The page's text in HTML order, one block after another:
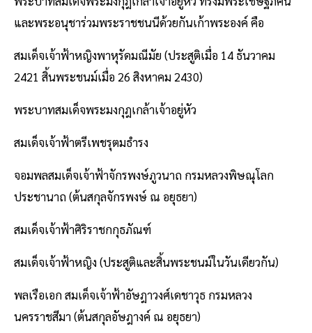
และพระอนุชาร่วมพระราชชนนีด้วยกันเก้าพระองค์ คือ
สมเด็จเจ้าฟ้าหญิงพาหุรัดมณีมัย (ประสูติเมื่อ 14 ธันวาคม
2421 สิ้นพระชนม์เมื่อ 26 สิงหาคม 2430)
พระบาทสมเด็จพระมงกุฎเกล้าเจ้าอยู่หัว
สมเด็จเจ้าฟ้าตรีเพชรุตมธำรง
จอมพลสมเด็จเจ้าฟ้าจักรพงษ์ภูวนาถ กรมหลวงพิษณุโลก
ประชานาถ (ต้นสกุลจักรพงษ์ ณ อยุธยา)
สมเด็จเจ้าฟ้าศิริราชกกุธภัณฑ์
สมเด็จเจ้าฟ้าหญิง (ประสูติและสิ้นพระชนม์ในวันเดียวกัน)
พลเรือเอก สมเด็จเจ้าฟ้าอัษฎาวงศ์เดชาวุธ กรมหลวง
นครราชสีมา (ต้นสกุลอัษฎางค์ ณ อยุธยา)